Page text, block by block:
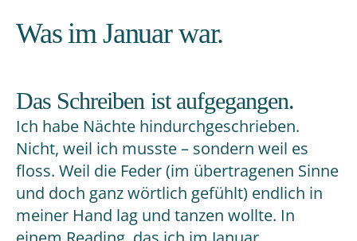
Was im Januar war.
Das Schreiben ist aufgegangen.
Ich habe Nächte hindurchgeschrieben.
Nicht, weil ich musste – sondern weil es
floss. Weil die Feder (im übertragenen Sinne
und doch ganz wörtlich gefühlt) endlich in
meiner Hand lag und tanzen wollte. In